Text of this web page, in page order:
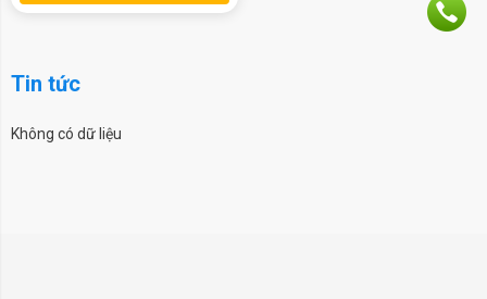
Tin tức
Không có dữ liệu